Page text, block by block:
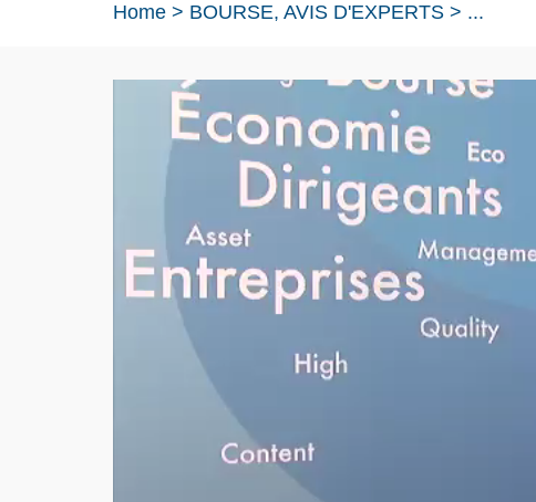
Home > BOURSE, AVIS D'EXPERTS > ...